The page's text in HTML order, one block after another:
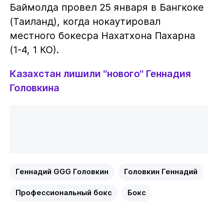
Баймолда провел 25 января в Бангкоке
(Таиланд), когда нокаутировал
местного бокесра Нахатхона Пахарна
(1-4, 1 КО).
Казахстан лишили "нового" Геннадия
Головкина
Геннадий GGG Головкин Головкин Геннадий
Профессиональный бокс Бокс